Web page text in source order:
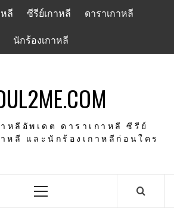
ลี ซีรีย์เกาหลี ดาราเกาหลี
นักร้องเกาหลี
หลีอัพเดต ดาราเกาหลี ซีรีย์
หลี และนักร้องเกาหลีก่อนใคร
Primary